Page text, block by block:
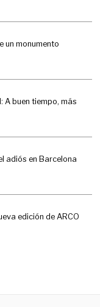
un monumento
A buen tiempo, más
adiós en Barcelona
edición de ARCO